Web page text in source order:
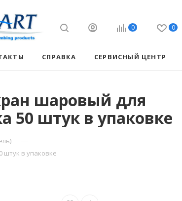
0 0
СПРАВКА СЕРВИСНЫЙ ЦЕНТР
шаровый для
50 штук в упаковке
—
штук в упаковке